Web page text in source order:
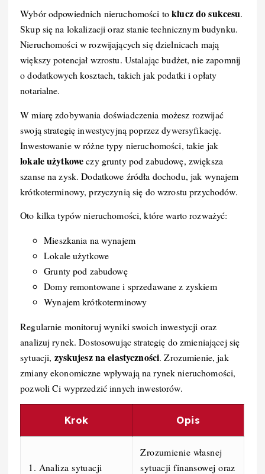
Wybór odpowiednich nieruchomości toklucz do sukcesu.
Skup się na lokalizacji oraz stanie technicznym budynku.
Nieruchomości w rozwijających się dzielnicach mają
większy potencjał wzrostu. Ustalając budżet, nie zapomnij
o dodatkowych kosztach, takich jak podatki i opłaty
notarialne.
W miarę zdobywania doświadczenia możesz rozwijać
swoją strategię inwestycyjną poprzez dywersyfikację.
Inwestowanie w różne typy nieruchomości, takie jak
lokale użytkoweczy grunty pod zabudowę, zwiększa
szanse na zysk. Dodatkowe źródła dochodu, jak wynajem
krótkoterminowy, przyczynią się do wzrostu przychodów.
Oto kilka typów nieruchomości, które warto rozważyć:
Mieszkania na wynajem
Lokale użytkowe
Grunty pod zabudowę
Domy remontowane i sprzedawane z zyskiem
Wynajem krótkoterminowy
Regularnie monitoruj wyniki swoich inwestycji oraz
analizuj rynek. Dostosowując strategię do zmieniającej się
sytuacji, zyskujesz na elastyczności. Zrozumienie, jak
zmiany ekonomiczne wpływają na rynek nieruchomości,
pozwoli Ci wyprzedzić innych inwestorów.
Krok Opis
1. Analiza sytuacji
Zrozumienie własnej
sytuacji finansowej oraz